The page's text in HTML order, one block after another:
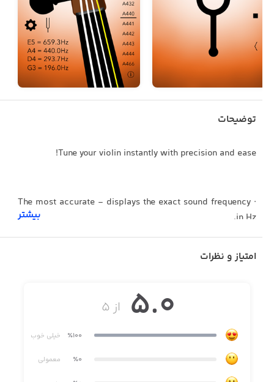
توضیحات
Tune your violin instantly with precision and ease!
· The most accurate - displays the exact sound frequency
in Hz.
· Calibration for A: 392Hz, 415Hz, 432Hz, 440Hz, 441Hz,
442Hz, 443Hz, 444Hz, 466Hz.
بیشتر
امتیاز و نظرات
از ۵ 5.0
٪100 خیلی خوب
٪0 معمولی